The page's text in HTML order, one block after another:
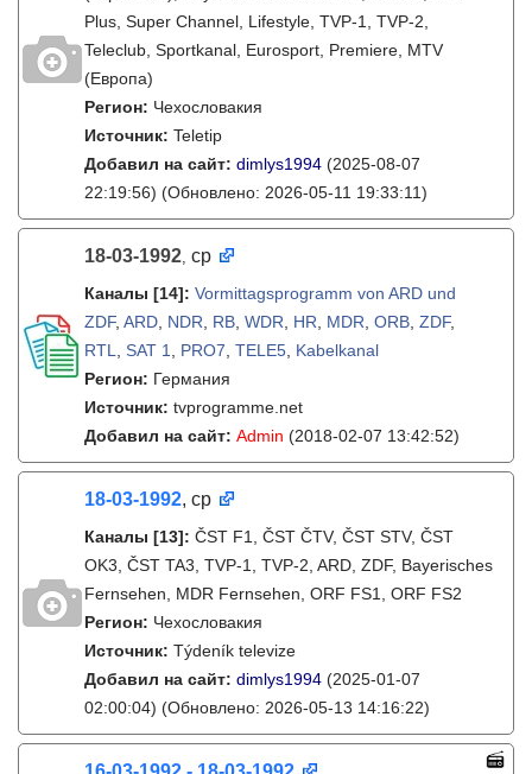
Plus, Super Channel, Lifestyle, TVP-1, TVP-2,
Teleclub, Sportkanal, Eurosport, Premiere, MTV
(Европа)
Регион: Чехословакия
Источник: Teletip
Добавил на сайт: dimlys1994 (2025-08-07
22:19:56) (Обновлено: 2026-05-11 19:33:11)
18-03-1992, ср
Каналы [14]: Vormittagsprogramm von ARD und
ZDF, ARD NDR RB WDR HR MDR ORB ZDF,
RTL
SAT 1 PRO7 TELE5 Kabelkanal
Регион: Германия
Источник: tvprogramme.net
Добавил на сайт: Admin (2018-02-07 13:42:52)
18-03-1992, ср
Каналы [13]: ČST F1, ČST ČTV, ČST STV, ČST
OK3, ČST TA3, TVP-1, TVP-2, ARD, ZDF, Bayerisches
Fernsehen, MDR Fernsehen, ORF FS1, ORF FS2
Регион: Чехословакия
Источник: Týdeník televize
Добавил на сайт: dimlys1994 (2025-01-07
02:00:04) (Обновлено: 2026-05-13 14:16:22)